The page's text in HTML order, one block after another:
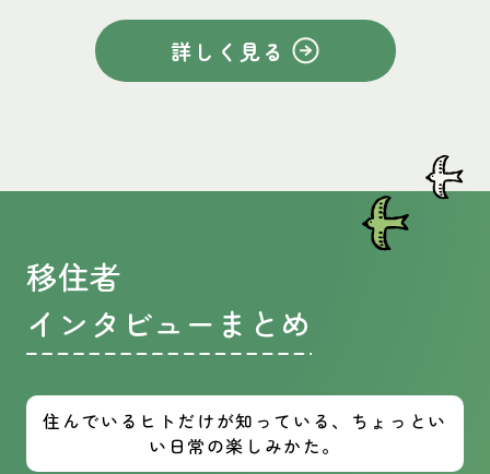
詳しく見る
移住者
インタビューまとめ
住んでいるヒトだけが知っている、ちょっとい
い日常の楽しみかた。